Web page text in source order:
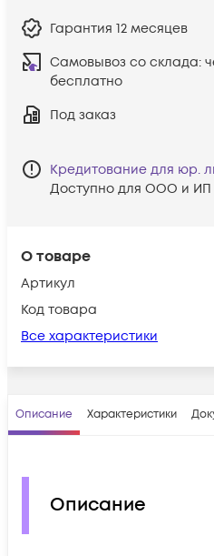
О товаре
Артикул
Код товара
Все характеристики
Гарантия 12 месяцев
Самовывоз со склада:
бесплатно
Под заказ
Кредитование для юр.
Доступно для ООО и ИП
Описание Характеристики
Описание